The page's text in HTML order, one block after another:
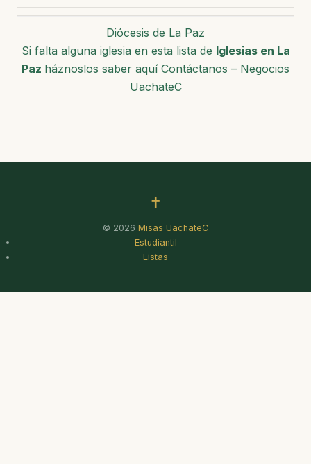
Diócesis de La Paz
Si falta alguna iglesia en esta lista de Iglesias en La
Paz háznoslos saber aquí Contáctanos – Negocios
UachateC
✝
© 2026 Misas UachateC
Estudiantil
Listas